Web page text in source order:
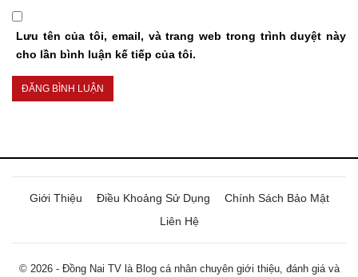
Lưu tên của tôi, email, và trang web trong trình duyệt này
cho lần bình luận kế tiếp của tôi.
Giới Thiệu Điều Khoảng Sử Dụng
Chính Sách Bảo Mật
Liên Hệ
© 2026 - Đồng Nai TV là Blog cá nhân chuyên giới thiệu, đánh giá và